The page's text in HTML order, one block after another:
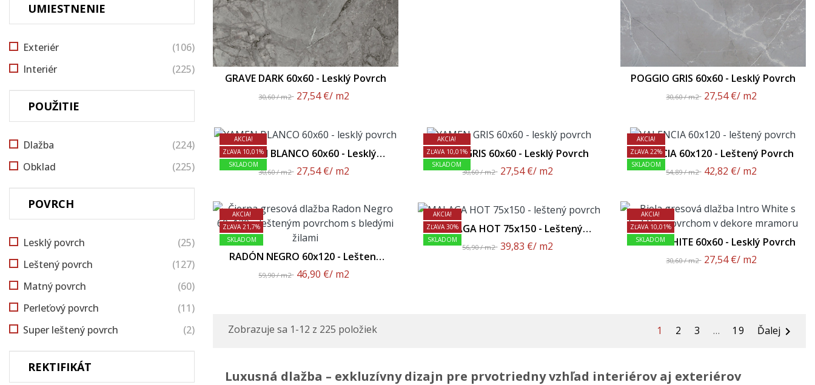
UMIESTNENIE
Exteriér
(106)
Interiér
(225)
POUŽITIE
Dlažba
(224)
Obklad
(225)
POVRCH
Lesklý povrch
(25)
Leštený povrch
(127)
Matný povrch
(60)
Perleťový povrch
(11)
Super leštený povrch
(2)
REKTIFIKÁT
GRAVE DARK 60x60 - Lesklý Povrch
30,60 / m2 27,54 €/ m2
POGGIO GRIS 60x60 - Lesklý Povrch
30,60 / m2 27,54 €/ m2
AKCIA!
ZĽAVA 10,01%
SKLADOM
YAMEN BLANCO 60x60 - Lesklý
Povrch
30,60 / m2 27,54 €/ m2
AKCIA!
ZĽAVA 10,01%
SKLADOM
YAMEN GRIS 60x60 - Lesklý Povrch
30,60 / m2 27,54 €/ m2
AKCIA!
ZĽAVA 22%
SKLADOM
VALENCIA 60x120 - Leštený Povrch
54,89 / m2 42,82 €/ m2
AKCIA!
ZĽAVA 21,7%
SKLADOM
RADÓN NEGRO 60x120 - Leštený
Povrch
59,90 / m2 46,90 €/ m2
AKCIA!
ZĽAVA 30%
SKLADOM
MALAGA HOT 75x150 - Leštený
Povrch
56,90 / m2 39,83 €/ m2
AKCIA!
ZĽAVA 10,01%
SKLADOM
INTRO WHITE 60x60 - Lesklý Povrch
30,60 / m2 27,54 €/ m2
Zobrazuje sa 1-12 z 225 položiek 1 2 3 … 19 Ďalej 
Luxusná dlažba – exkluzívny dizajn pre prvotriedny vzhľad interiérov aj exteriérov